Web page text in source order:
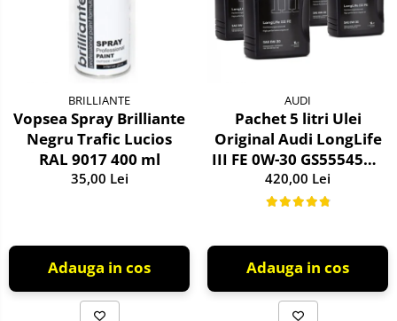
Aditivi Auto
Antigel
Ulei Cutie de Viteze
Ulei Servodirectie
Stergatoare Auto
BRILLIANTE
Vopsea Spray Brilliante
Negru Trafic Lucios
RAL 9017 400 ml
35,00 Lei
Adauga in cos
AUDI
Pachet 5 litri Ulei
Original Audi LongLife
III FE 0W-30 GS55545D2
– Aprobări VW 504.00 /
507.00
420,00 Lei
Adauga in cos